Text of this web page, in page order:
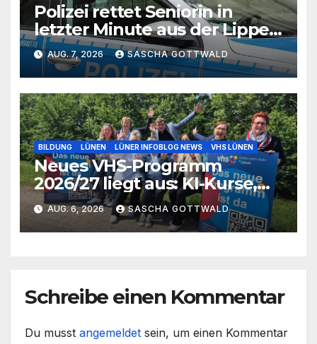
Polizei rettet Seniorin in
letzter Minute aus der Lippe
bei Lünen
AUG. 7, 2026 SASCHA GOTTWALD
BILDUNG LÜNEN LÜNER INFOBLOG NEWS VHS LÜNEN
Neues VHS-Programm
2026/27 liegt aus: KI-Kurse,
IGA-Guides und neue
Formate
AUG. 6, 2026 SASCHA GOTTWALD
Schreibe einen Kommentar
Du musst angemeldet sein, um einen Kommentar